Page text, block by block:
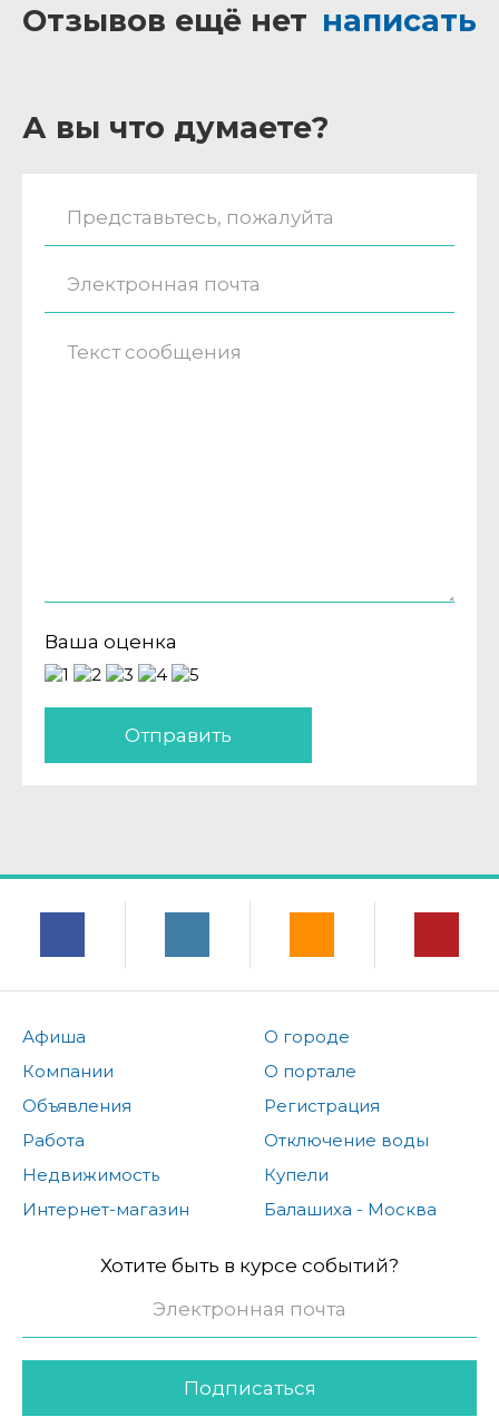
Отзывов ещё нет написать
А вы что думаете?
Ваша оценка
Отправить
Афиша
Компании
Объявления
Работа
Недвижимость
Интернет-магазин
О городе
О портале
Регистрация
Отключение воды
Купели
Балашиха - Москва
Хотите быть в курсе событий?
Подписаться